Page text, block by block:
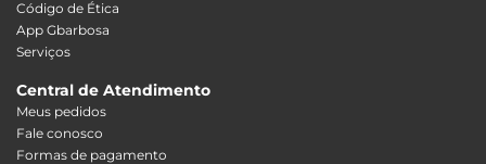
Código de Ética
App Gbarbosa
Serviços
Central de Atendimento
Meus pedidos
Fale conosco
Formas de pagamento